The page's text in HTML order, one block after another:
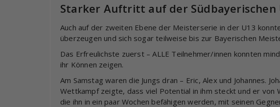
Starker Auftritt auf der Südbayerischen
Auch auf der zweiten Ebene der Meisterserie in der U13
überzeugen und sich sogar teilweise bis zur Bayerischen
Das Erfreulichste zuerst – ALLE Teilnehmer/innen konnten
ihr Können zeigen.
Am Samstag waren die Jungs dran – Eric, Alex und Johannes.
Wettkampf zeigte, dass viel Potential in ihm steckt und er von
die ihn in ein paar Wochen befähigen werden, mit seinen